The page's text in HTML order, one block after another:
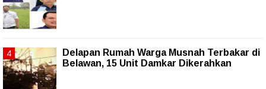
Delapan Rumah Warga Musnah Terbakar di
Belawan, 15 Unit Damkar Dikerahkan